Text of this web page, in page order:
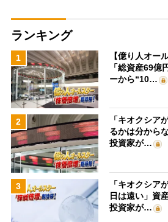
ランキング
1
【億り人オー
「総資産69億
ーから“10…
2
「キオクシア
るかは分から
投資家が…
3
「キオクシア
日は遠い」資
投資家が…